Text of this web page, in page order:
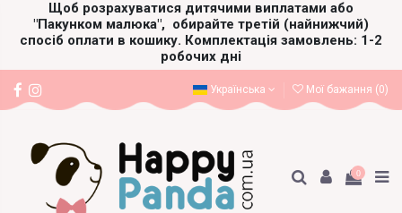
Щоб розрахуватися дитячими виплатами або
"Пакунком малюка", обирайте третій (найнижчий)
спосіб оплати в кошику. Комплектація замовлень: 1-2
робочих дні
Українська Мої бажання (0)
0